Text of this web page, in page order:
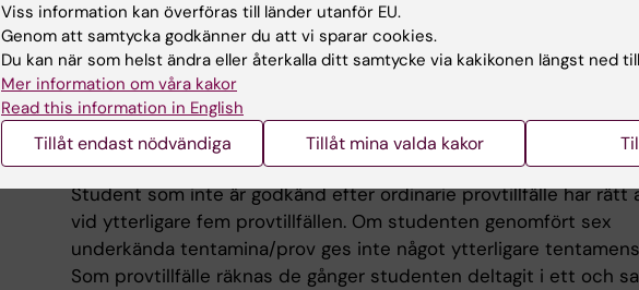
För betyget Godkänd på kursen erfordras G på skriftlig tentamen
betyget G på de båda muntliga delarna. För betyget Väl godkänd
erfordras VG på den skriftliga rentamen samt betyget G på den
muntliga delarna.
Obligatorisk närvaro enligt schemaanvisningar.
Student som inte är godkänd efter ordinarie provtillfälle har rätt
vid ytterligare fem provtillfällen. Om studenten genomfört sex
underkända tentamina/prov ges inte något ytterligare
Som provtillfälle räknas de gånger studenten deltagit i ett och
Viss information kan överföras till länder utanför EU.
Genom att samtycka godkänner du att vi sparar cookies.
Du kan när som helst ändra eller återkalla ditt samtycke via kakikonen längst ned
Mer information om våra kakor
Read this information in English
Tillåt endast nödvändiga Tillåt mina valda kakor